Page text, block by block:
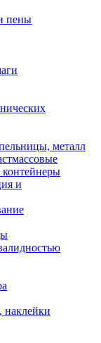
пены
металл
и
наклейки